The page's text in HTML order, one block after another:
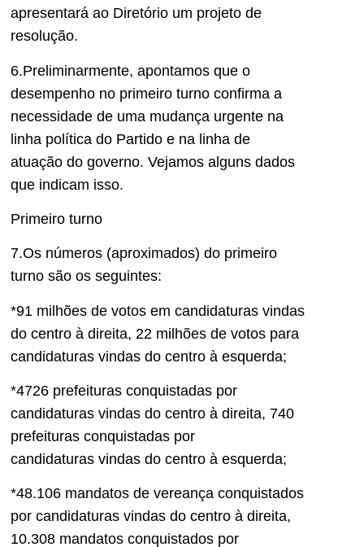
apresentará ao Diretório um projeto de
resolução.
6.Preliminarmente, apontamos que o
desempenho no primeiro turno confirma a
necessidade de uma mudança urgente na
linha política do Partido e na linha de
atuação do governo. Vejamos alguns dados
que indicam isso.
Primeiro turno
7.Os números (aproximados) do primeiro
turno são os seguintes:
*91 milhões de votos em candidaturas vindas
do centro à direita, 22 milhões de votos para
candidaturas vindas do centro à esquerda;
*4726 prefeituras conquistadas por
candidaturas vindas do centro à direita, 740
prefeituras conquistadas por
candidaturas vindas do centro à esquerda;
*48.106 mandatos de vereança conquistados
por candidaturas vindas do centro à direita,
10.308 mandatos conquistados por